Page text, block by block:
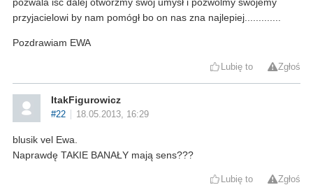
przyjacielowi by nam pomógł bo on nas zna najlepiej.............
Pozdrawiam EWA
Lubię to Zgłoś
ItakFigurowicz
#22 18.05.2013, 16:29
blusik vel Ewa.
Naprawdę TAKIE BANAŁY mają sens???
Lubię to Zgłoś